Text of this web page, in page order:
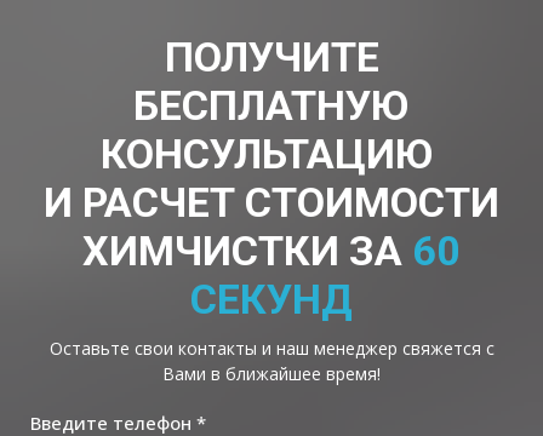
ПОЛУЧИТЕ
БЕСПЛАТНУЮ
КОНСУЛЬТАЦИЮ
И РАСЧЕТ СТОИМОСТИ
ХИМЧИСТКИ ЗА 60
СЕКУНД
Оставьте свои контакты и наш менеджер свяжется с
Вами в ближайшее время!
Введите телефон *